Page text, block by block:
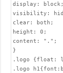
display: block;
visibility:
clear: both;
height: 0;
content: ".";
}
.logo {float:
.logo